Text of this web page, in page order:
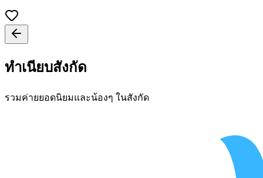
ทำเนียบสังกัด
รวมค่ายยอดนิยมและน้องๆ ในสังกัด